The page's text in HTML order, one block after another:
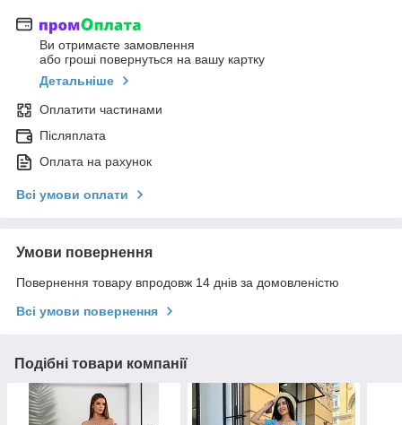
Ви отримаєте замовлення
або гроші повернуться на вашу картку
Детальніше
Оплатити частинами
Післяплата
Оплата на рахунок
Всі умови оплати
Умови повернення
Повернення товару впродовж 14 днів за домовленістю
Всі умови повернення
Подібні товари компанії